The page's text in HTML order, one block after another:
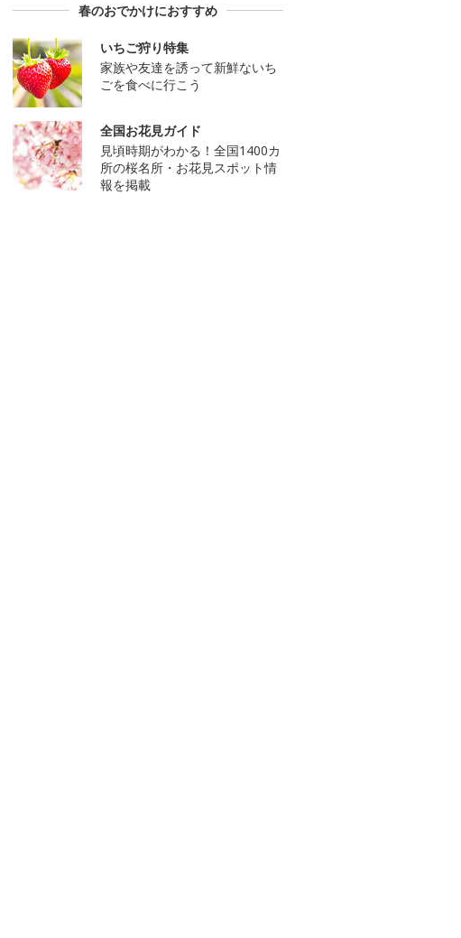
春のおでかけにおすすめ
いちご狩り特集
家族や友達を誘って新鮮ないち
ごを食べに行こう
全国お花見ガイド
見頃時期がわかる！全国1400カ
所の桜名所・お花見スポット情
報を掲載